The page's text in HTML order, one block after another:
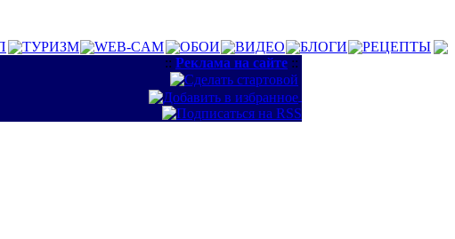
ТУРИЗМ WEB-CAM ОБОИ ВИДЕО БЛОГИ
РЕЦЕПТЫ
:: Реклама на сайте ::